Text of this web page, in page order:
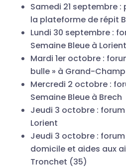
Samedi 21 septembre
la plateforme de répit
Lundi 30 septembre :
Semaine Bleue à Lorient
Mardi 1er octobre :
bulle » à Grand-Champ
Mercredi 2 octobre :
Semaine Bleue à Brech
Jeudi 3 octobre :
Lorient
Jeudi 3 octobre : forum
domicile et aides aux
Tronchet (35)